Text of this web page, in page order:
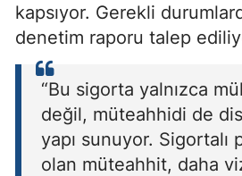
kapsıyor. Gerekli
denetim raporu talep
“Bu sigorta yalnızca
değil, müteahhidi de
yapı sunuyor. Sigortalı
olan müteahhit, daha